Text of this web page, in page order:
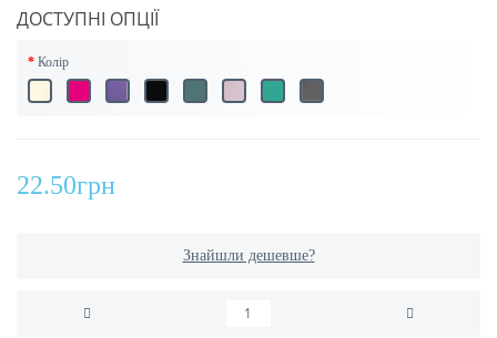
ДОСТУПНІ ОПЦІЇ
Колір
22.50грн
Знайшли дешевше?